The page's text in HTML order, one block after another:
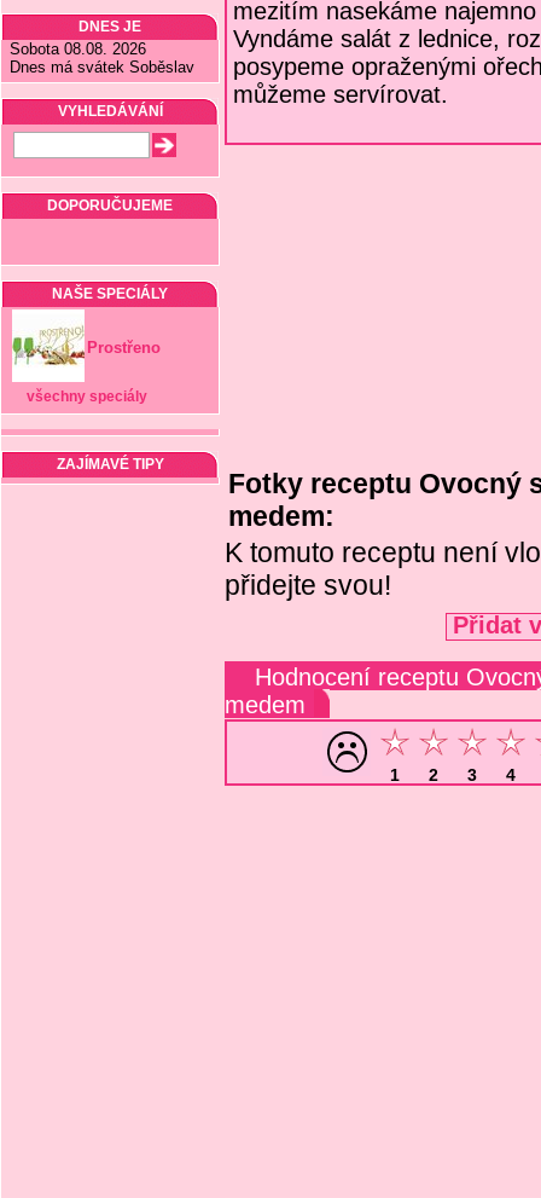
DNES JE
Sobota 08.08. 2026
Dnes má svátek Soběslav
VYHLEDÁVÁNÍ
DOPORUČUJEME
NAŠE SPECIÁLY
Prostřeno
všechny speciály
ZAJÍMAVÉ TIPY
mezitím nasekáme
Vyndáme salát z lednice,
posypeme opraženými
můžeme servírovat.
Fotky receptu Ovocný
medem:
K tomuto receptu není
přidejte svou!
Přidat
Hodnocení receptu
medem
1 2 3 4